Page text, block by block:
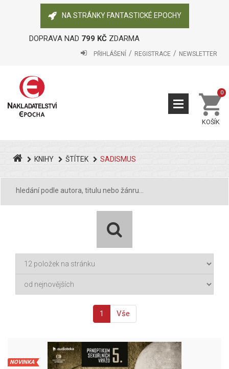
NA STRÁNKY FANTASTICKÉ EPOCHY
DOPRAVA NAD 799 KČZDARMA
PŘIHLÁŠENÍ REGISTRACE NEWSLETTER
KOŠÍK
0
KNIHY ŠTÍTEK SADISMUS
1 Vše
NOVINKA